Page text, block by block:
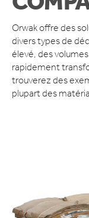
ACCESSOIRES
DOMAINE
DÉTAIL
DÉTAILLANTS
HÔTELS ET
RESTAURATION
LES VALEURS
PROUD TO
Orwak offre des
divers types de
élevé, des
rapidement
trouverez des
plupart des